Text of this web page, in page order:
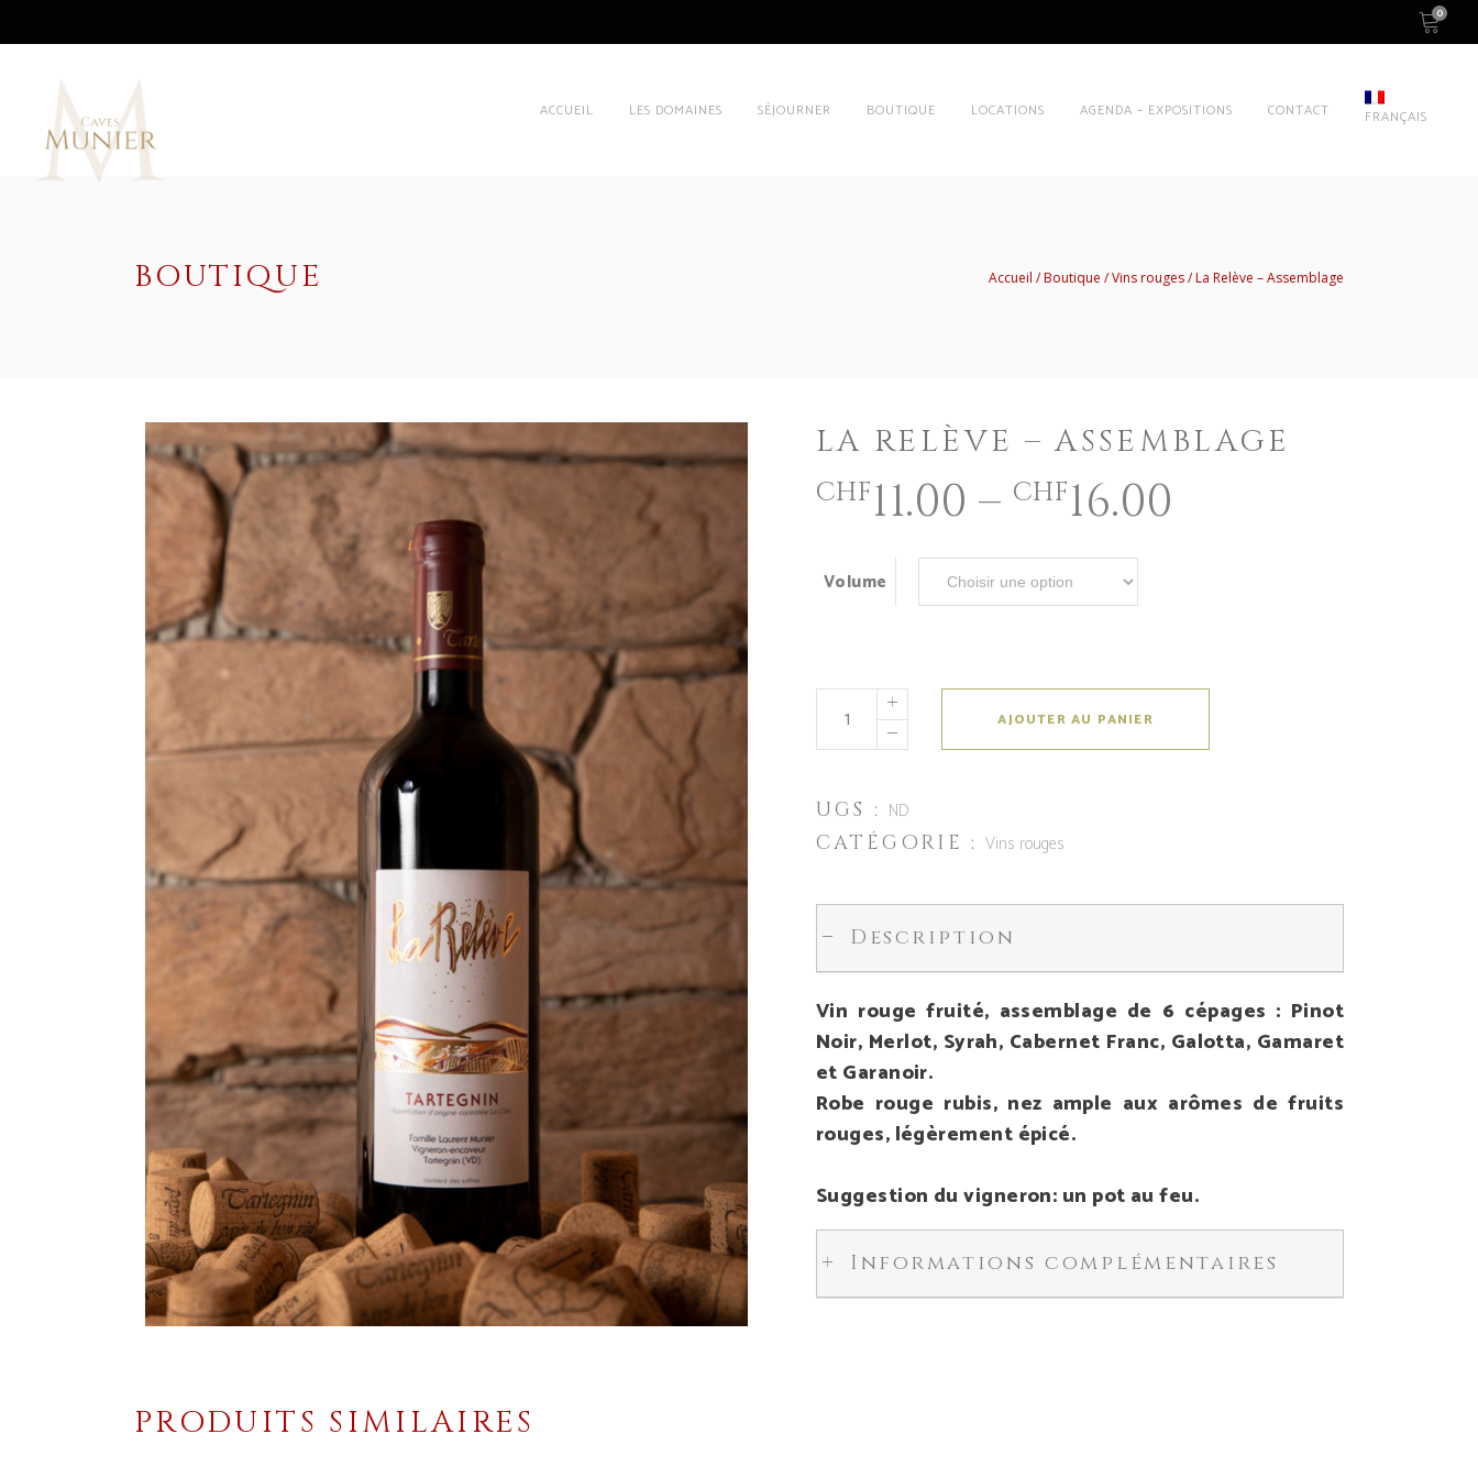
0
ACCUEIL LES DOMAINES SÉJOURNER BOUTIQUE LOCATIONS AGENDA – EXPOSITIONS CONTACT FRANÇAIS
BOUTIQUE Accueil Boutique Vins rouges La Relève – Assemblage
LA RELÈVE – ASSEMBLAGE
CHF11.00 – CHF16.00
Volume
AJOUTER AU PANIER
UGS : ND
CATÉGORIE :Vins rouges
Description
Vin rouge fruité, assemblage de 6 cépages : Pinot
Noir, Merlot, Syrah, Cabernet Franc, Galotta, Gamaret
et Garanoir.
Robe rouge rubis, nez ample aux arômes de fruits
rouges, légèrement épicé.
Suggestion du vigneron: un pot au feu.
Informations complémentaires
PRODUITS SIMILAIRES